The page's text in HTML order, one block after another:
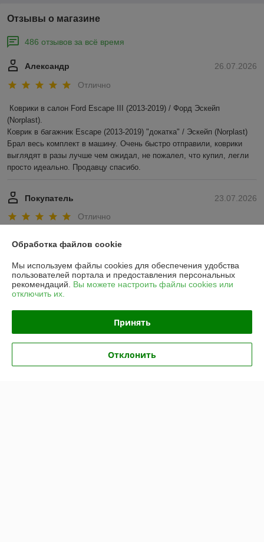
Отзывы о магазине
486 отзывов за всё время
26.07.2026
Александр
Отлично
Коврики в салон Ford Escape III (2013-2019) / Форд Эскейп
(Norplast).
Коврик в багажник Escape (2013-2019) "докатка" / Эскейп (Norplast)
Брал весь комплект в машину. Очень быстро отправили, коврики
выглядят в разы лучше чем ожидал, не пожалел, что купил, легли
просто идеально. Продавцу спасибо.
23.07.2026
Покупатель
Отлично
О нас
Доставка и оплата
Обработка файлов cookie
Мы используем файлы cookies для обеспечения удобства
пользователей портала и предоставления персональных
рекомендаций. Вы можете настроить файлы cookies или
отключить их.
Принять
Отклонить